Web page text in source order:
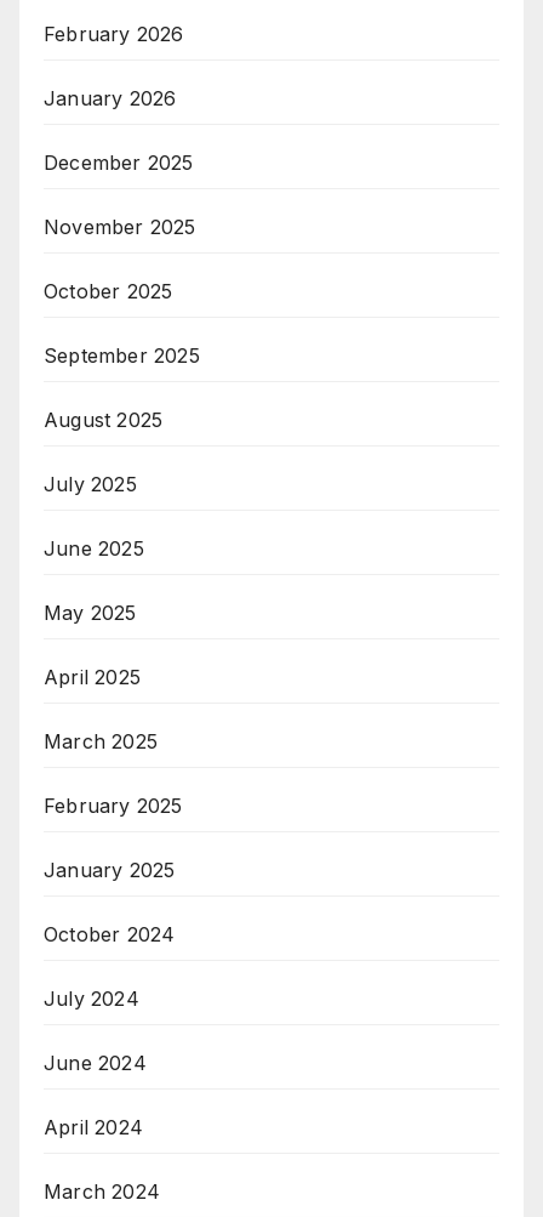
February 2026
January 2026
December 2025
November 2025
October 2025
September 2025
August 2025
July 2025
June 2025
May 2025
April 2025
March 2025
February 2025
January 2025
October 2024
July 2024
June 2024
April 2024
March 2024